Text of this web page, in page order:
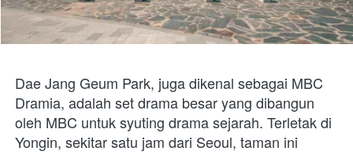
Dae Jang Geum Park, juga dikenal sebagai MBC
Dramia, adalah set drama besar yang dibangun
oleh MBC untuk syuting drama sejarah. Terletak di
Yongin, sekitar satu jam dari Seoul, taman ini